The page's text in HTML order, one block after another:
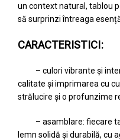
un context natural, tablou
să surprinzi întreaga
CARACTERISTICI:
– culori vibrante și
calitate și imprimarea cu
strălucire și o profunzime
– asamblare: fiecare
lemn solidă și durabilă, cu